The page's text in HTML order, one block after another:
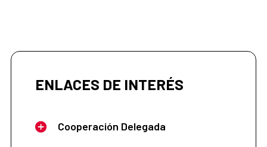
ENLACES DE INTERÉS
Cooperación Delegada